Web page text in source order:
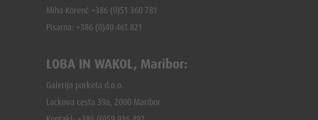
Miha Korenč +386 (0)51 360 781
Pisarna: +386 (0)40 461 821
LOBA IN WAKOL, Maribor:
Galerija parketa d.o.o.
Lackova cesta 39a, 2000 Maribor